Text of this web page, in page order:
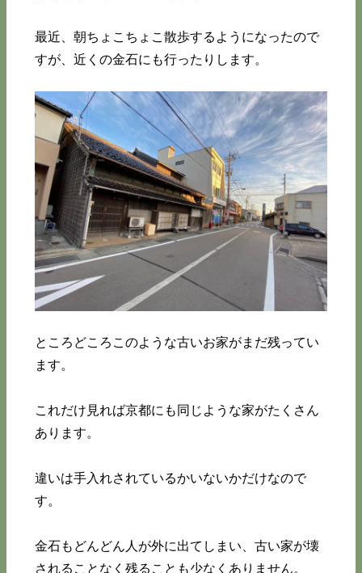
最近、朝ちょこちょこ散歩するようになったので
すが、近くの金石にも行ったりします。
ところどころこのような古いお家がまだ残ってい
ます。
これだけ見れば京都にも同じような家がたくさん
あります。
違いは手入れされているかいないかだけなので
す。
金石もどんどん人が外に出てしまい、古い家が壊
されることなく残ることも少なくありません。